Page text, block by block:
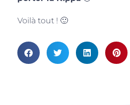
Voilà tout ! 🙂